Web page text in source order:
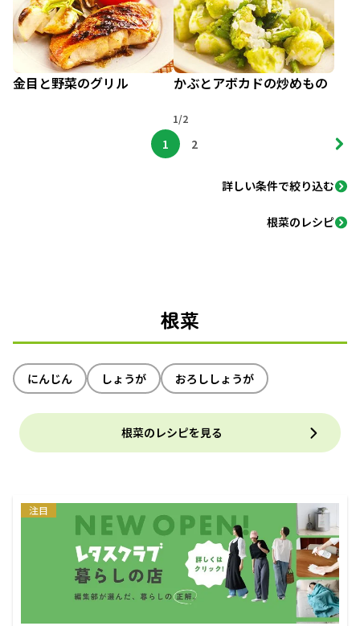
金目と野菜のグリル かぶとアボカドの炒めもの
1/2
1 2
詳しい条件で絞り込む
根菜のレシピ
根菜
にんじん しょうが おろししょうが
根菜のレシピを見る
注目